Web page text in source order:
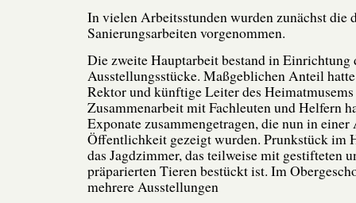
In vielen Arbeitsstunden wurden zunächst die
Sanierungsarbeiten vorgenommen.
Die zweite Hauptarbeit bestand in Einrichtung
Ausstellungsstücke. Maßgeblichen Anteil
Rektor und künftige Leiter des
Zusammenarbeit mit Fachleuten und Helfern
Exponate zusammengetragen, die nun in
Öffentlichkeit gezeigt wurden. Prunkstück im
das Jagdzimmer, das teilweise mit gestifteten
präparierten Tieren bestückt ist. Im
mehrere Ausstellungen